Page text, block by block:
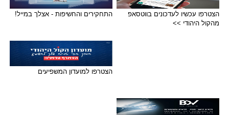
הצטרפו עכשיו לעדכונים בווטסאפ
מהקול היהודי >>
התחקירים והחשיפות - אצלך במייל!
הצטרפו למועדון המשפיעים